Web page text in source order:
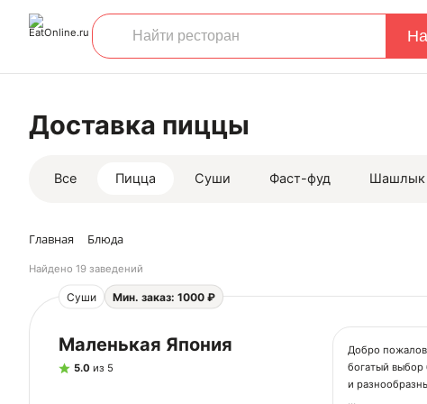
Доставка пиццы
Все Пицца Суши Фаст-фуд Шашлык
Главная Блюда
Найдено 19 заведений
Суши Мин. заказ: 1000 ₽
Маленькая Япония
5.0 из 5
Добро
богатый выбор
и